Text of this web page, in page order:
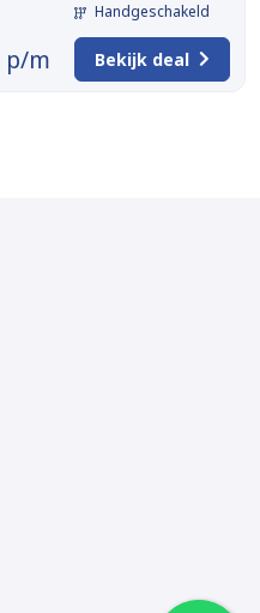
Handgeschakeld
p/m Bekijk deal